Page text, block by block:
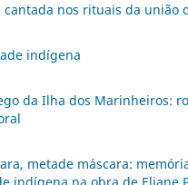
cantada nos rituais da união
indígena
da Ilha dos Marinheiros:
metade máscara: